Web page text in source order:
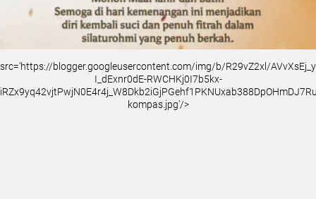
src='https://blogger.googleusercontent.com/img/b/R29vZ2xl/
I_dExnr0dE-RWCHKj0I7b5kx-
kompas.jpg'/>